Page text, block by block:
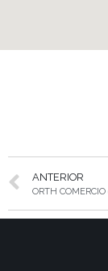
ANTERIOR